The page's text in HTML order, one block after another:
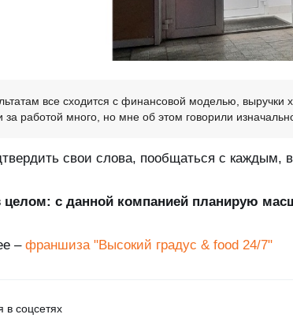
все сходится с финансовой моделью, выручки
за работой много, но мне об этом говорили
свои слова, пообщаться с каждым,
целом: с данной компанией планирую
– франшиза "Высокий градус & food 24/7"
в соцсетях